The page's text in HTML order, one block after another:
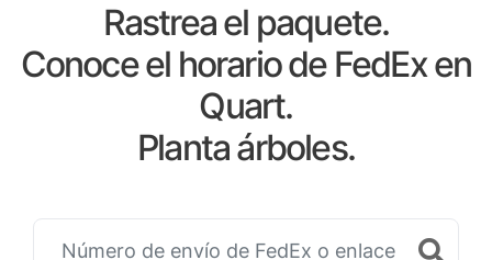
Rastrea el paquete.
Conoce el horario de FedEx en
Quart.
Planta árboles.